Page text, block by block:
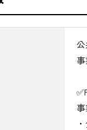
の価値を最大化で
て、ご希望のある
東地方、中部地方
務＜希望する業務
クスコ）施工管理